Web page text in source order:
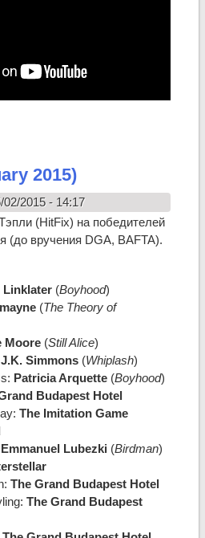
2015)
2015 - 14:17
(HitFix) на победителей
(до вручения DGA, BAFTA).
Linklater(Boyhood)
(The Theory of
Moore(Still Alice)
J.K. Simmons(Whiplash)
Patricia Arquette(Boyhood)
Budapest Hotel
The Imitation Game
Emmanuel Lubezki (Birdman)
The Grand Budapest Hotel
The Grand Budapest